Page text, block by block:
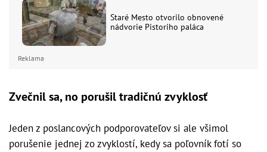
Staré Mesto otvorilo obnovené
nádvorie Pistoriho paláca
Reklama
Zvečnil sa, no porušil tradičnú zvyklosť
Jeden z poslancových podporovateľov si ale všimol
porušenie jednej zo zvyklostí, kedy sa poľovník fotí so